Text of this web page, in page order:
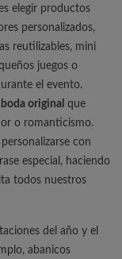
elegir productos
personalizados,
reutilizables, mini
juegos o
el evento.
original que
o romanticismo.
con
especial, haciendo
todos nuestros
del año y el
abanicos